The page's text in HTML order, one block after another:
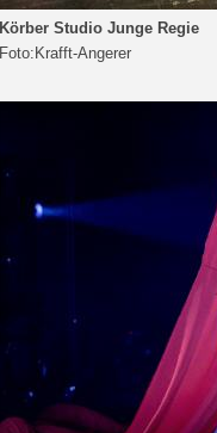
Körber Studio Junge Regie
Foto:Krafft-Angerer